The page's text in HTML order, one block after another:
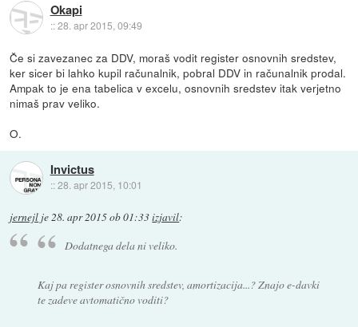
Okapi
::28. apr 2015, 09:49
Če si zavezanec za DDV, moraš vodit register osnovnih sredstev,
ker sicer bi lahko kupil računalnik, pobral DDV in računalnik prodal.
Ampak to je ena tabelica v excelu, osnovnih sredstev itak verjetno
nimaš prav veliko.
O.
Invictus
::28. apr 2015, 10:01
jernejl je28. apr 2015 ob 01:33izjavil:
Dodatnega dela ni veliko.
Kaj pa register osnovnih sredstev, amortizacija...? Znajo e-davki
te zadeve avtomatično voditi?